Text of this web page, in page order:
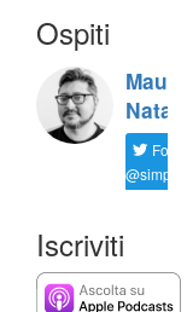
Ospiti
Natali
Follow
Iscriviti